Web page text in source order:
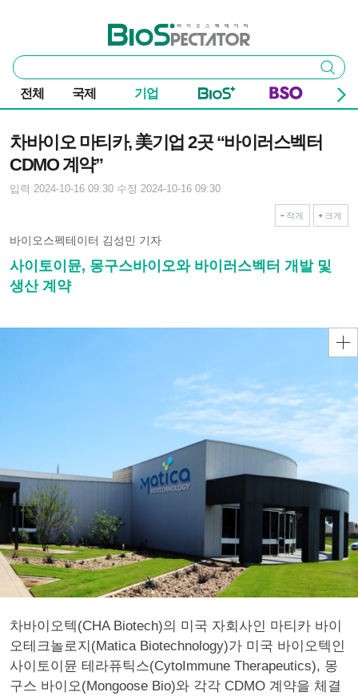
바이오스펙테이터
통
합
검
색
검색
전체 국제 기업
차바이오 마티카, 美기업 2곳 “바이러스벡터
CDMO 계약”
입력 2024-10-16 09:30 수정 2024-10-16 09:30
작게 크게
바이오스펙테이터 김성민 기자
사이토이뮨, 몽구스바이오와 바이러스벡터 개발 및
생산 계약
차바이오텍(CHA Biotech)의 미국 자회사인 마티카 바이
오테크놀로지(Matica Biotechnology)가 미국 바이오텍인
사이토이뮨 테라퓨틱스(CytoImmune Therapeutics), 몽
구스 바이오(Mongoose Bio)와 각각 CDMO 계약을 체결